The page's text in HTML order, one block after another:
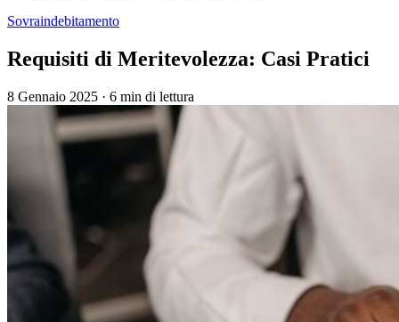
Sovraindebitamento
Requisiti di Meritevolezza: Casi Pratici
8 Gennaio 2025 · 6 min di lettura